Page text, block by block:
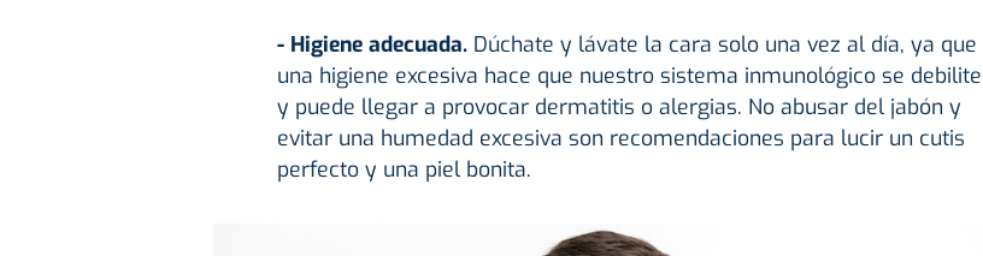
- Higiene adecuada. Dúchate y lávate la cara solo una vez al día, ya que
una higiene excesiva hace que nuestro sistema inmunológico se debilite
y puede llegar a provocar dermatitis o alergias. No abusar del jabón y
evitar una humedad excesiva son recomendaciones para lucir un cutis
perfecto y una piel bonita.